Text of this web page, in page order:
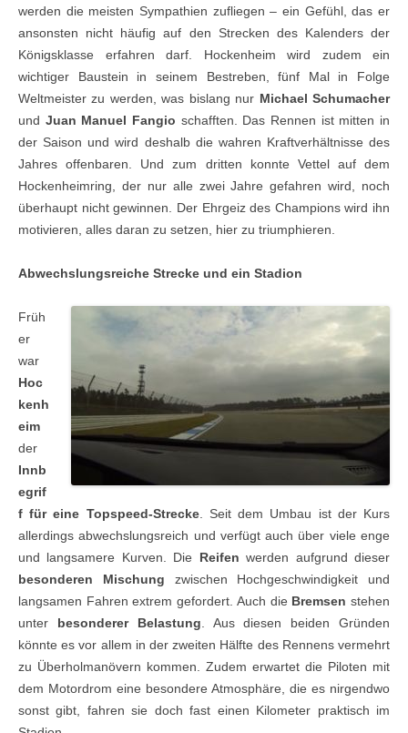
werden die meisten Sympathien zufliegen – ein Gefühl, das er
ansonsten nicht häufig auf den Strecken des Kalenders der
Königsklasse erfahren darf. Hockenheim wird zudem ein
wichtiger Baustein in seinem Bestreben, fünf Mal in Folge
Weltmeister zu werden, was bislang nur Michael Schumacher
und Juan Manuel Fangio schafften. Das Rennen ist mitten in
der Saison und wird deshalb die wahren Kraftverhältnisse des
Jahres offenbaren. Und zum dritten konnte Vettel auf dem
Hockenheimring, der nur alle zwei Jahre gefahren wird, noch
überhaupt nicht gewinnen. Der Ehrgeiz des Champions wird ihn
motivieren, alles daran zu setzen, hier zu triumphieren.
Abwechslungsreiche Strecke und ein Stadion
Früh
er
war
Hoc
kenh
eim
der
Innb
egrif
f für eine Topspeed-Strecke. Seit dem Umbau ist der Kurs
allerdings abwechslungsreich und verfügt auch über viele enge
und langsamere Kurven. Die Reifen werden aufgrund dieser
besonderen Mischung zwischen Hochgeschwindigkeit und
langsamen Fahren extrem gefordert. Auch die Bremsen stehen
unter besonderer Belastung . Aus diesen beiden Gründen
könnte es vor allem in der zweiten Hälfte des Rennens vermehrt
zu Überholmanövern kommen. Zudem erwartet die Piloten mit
dem Motordrom eine besondere Atmosphäre, die es nirgendwo
sonst gibt, fahren sie doch fast einen Kilometer praktisch im